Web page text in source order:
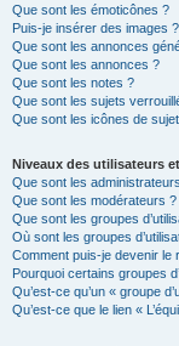
Que sont les émoticônes ?
Puis-je insérer des images ?
Que sont les annonces
Que sont les annonces ?
Que sont les notes ?
Que sont les sujets
Que sont les icônes de
Niveaux des utilisateurs
Que sont les
Que sont les modérateurs ?
Que sont les groupes
Où sont les groupes
Comment puis-je devenir le
Pourquoi certains groupes
Qu’est-ce qu’un « groupe
Qu’est-ce que le lien «